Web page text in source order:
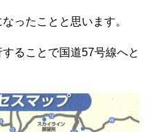
ったことと思います。
ることで国道57号線へと